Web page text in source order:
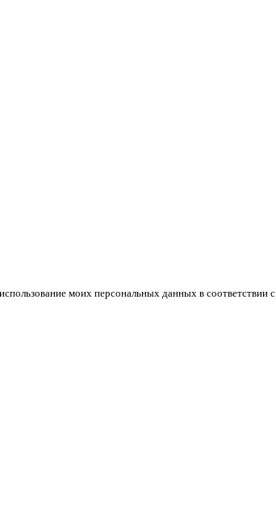
моих персональных данных в соответствии с